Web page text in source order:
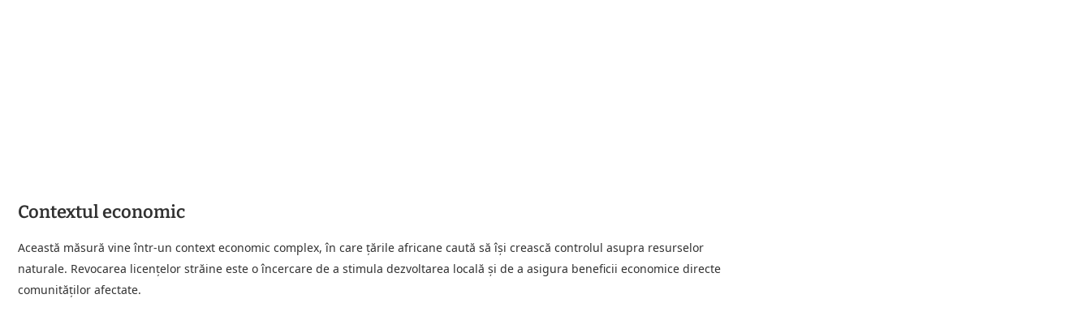
Contextul economic
Această măsură vine într-un context economic complex, în care țările africane caută să își crească controlul asupra resurselor
naturale. Revocarea licențelor străine este o încercare de a stimula dezvoltarea locală și de a asigura beneficii economice directe
comunităților afectate.